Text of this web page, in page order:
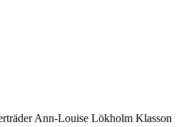
Ann-Louise Lökholm Klasson